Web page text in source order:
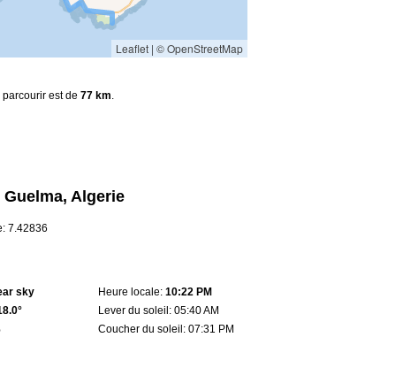
Leaflet | © OpenStreetMap
est de 77 km.
Algerie
7.42836
sky
Heure locale: 10:22 PM
Lever du soleil: 05:40 AM
Coucher du soleil: 07:31 PM